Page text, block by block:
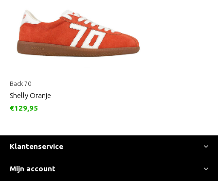
Back 70
Shelly Oranje
€129,95
Klantenservice
Mijn account